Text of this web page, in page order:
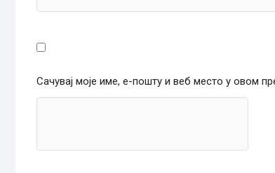
Сачувај моје име, е-пошту и веб место у овом